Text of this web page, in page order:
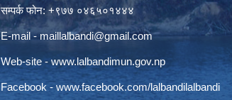
सम्पर्क फोन: +९७७ ०४६५०१४४४
E-mail -maillalbandi@gmail.com
Web-site - www.lalbandimun.gov.np
Facebook -www.facebook.com/lalbandilalbandi